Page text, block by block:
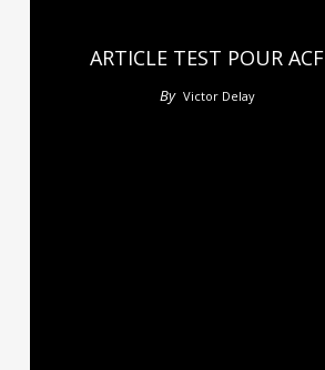
ARTICLE TEST POUR ACF
By Victor Delay